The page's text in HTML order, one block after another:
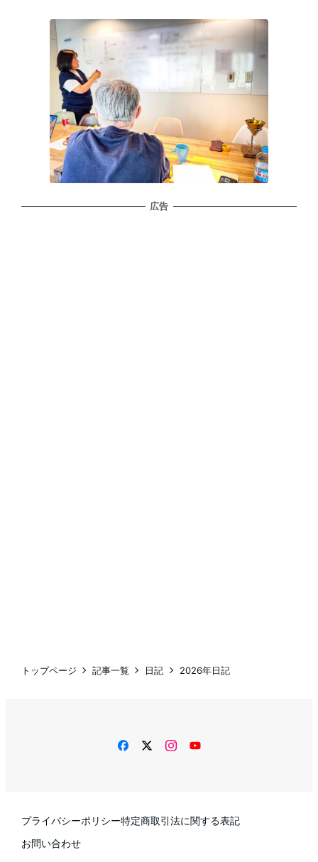
広告
トップページ 記事一覧 日記 2026年日記
facebooktwitterinstagram
YouTube
プライバシーポリシー特定商取引法に関する表記
お問い合わせ